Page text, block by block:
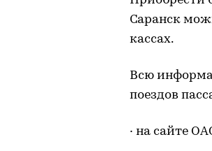
Саранск
кассах.
Всю
поездов
· на сайте